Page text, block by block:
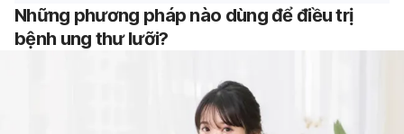
Những phương pháp nào dùng để điều trị
bệnh ung thư lưỡi?